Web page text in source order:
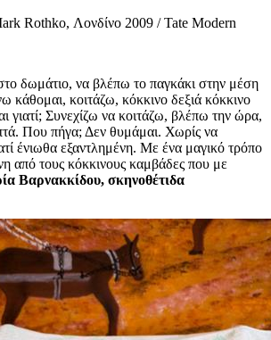
Rothko, Λονδίνο 2009 / Tate Modern
δωμάτιο, να βλέπω το παγκάκι στην μέση
κάθομαι, κοιτάζω, κόκκινο δεξιά κόκκινο
γιατί; Συνεχίζω να κοιτάζω, βλέπω την ώρα,
Που πήγα; Δεν θυμάμαι. Χωρίς να
ένιωθα εξαντλημένη. Με ένα μαγικό τρόπο
από τους κόκκινους καμβάδες που με
Βαρνακκίδου, σκηνοθέτιδα